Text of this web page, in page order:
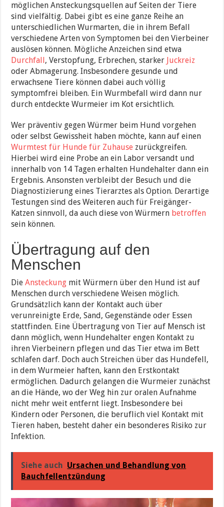
möglichen Ansteckungsquellen auf Seiten der Tiere
sind vielfältig. Dabei gibt es eine ganze Reihe an
unterschiedlichen Wurmarten, die in ihrem Befall
verschiedene Arten von Symptomen bei den Vierbeiner
auslösen können. Mögliche Anzeichen sind etwa
Durchfall, Verstopfung, Erbrechen, starker Juckreiz
oder Abmagerung. Insbesondere gesunde und
erwachsene Tiere können dabei auch völlig
symptomfrei bleiben. Ein Wurmbefall wird dann nur
durch entdeckte Wurmeier im Kot ersichtlich.
Wer präventiv gegen Würmer beim Hund vorgehen
oder selbst Gewissheit haben möchte, kann auf einen
Wurmtest für Hunde für Zuhause zurückgreifen.
Hierbei wird eine Probe an ein Labor versandt und
innerhalb von 14 Tagen erhalten Hundehalter dann ein
Ergebnis. Ansonsten verbleibt der Besuch und die
Diagnostizierung eines Tierarztes als Option. Derartige
Testungen sind des Weiteren auch für Freigänger-
Katzen sinnvoll, da auch diese von Würmern betroffen
sein können.
Übertragung auf den
Menschen
DieAnsteckung mit Würmern über den Hund ist auf
Menschen durch verschiedene Weisen möglich.
Grundsätzlich kann der Kontakt auch über
verunreinigte Erde, Sand, Gegenstände oder Essen
stattfinden. Eine Übertragung von Tier auf Mensch ist
dann möglich, wenn Hundehalter engen Kontakt zu
ihren Vierbeinern pflegen und das Tier etwa im Bett
schlafen darf. Doch auch Streichen über das Hundefell,
in dem Wurmeier haften, kann den Erstkontakt
ermöglichen. Dadurch gelangen die Wurmeier zunächst
an die Hände, wo der Weg hin zur oralen Aufnahme
nicht mehr weit entfernt liegt. Insbesondere bei
Kindern oder Personen, die beruflich viel Kontakt mit
Tieren haben, besteht daher ein besonderes Risiko zur
Infektion.
Siehe auch Ursachen und Behandlung von
Bauchfellentzündung